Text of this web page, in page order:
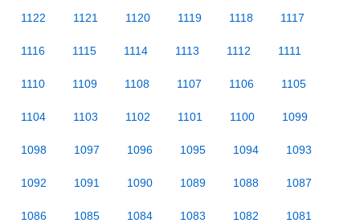
1122 1121 1120 1119 1118 1117
1116 1115 1114 1113 1112 1111
1110 1109 1108 1107 1106 1105
1104 1103 1102 1101 1100 1099
1098 1097 1096 1095 1094 1093
1092 1091 1090 1089 1088 1087
1086 1085 1084 1083 1082 1081